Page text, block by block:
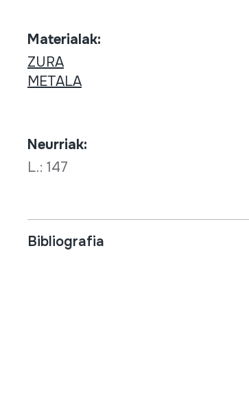
Materialak:
ZURA
METALA
Neurriak:
L.: 147
Bibliografia